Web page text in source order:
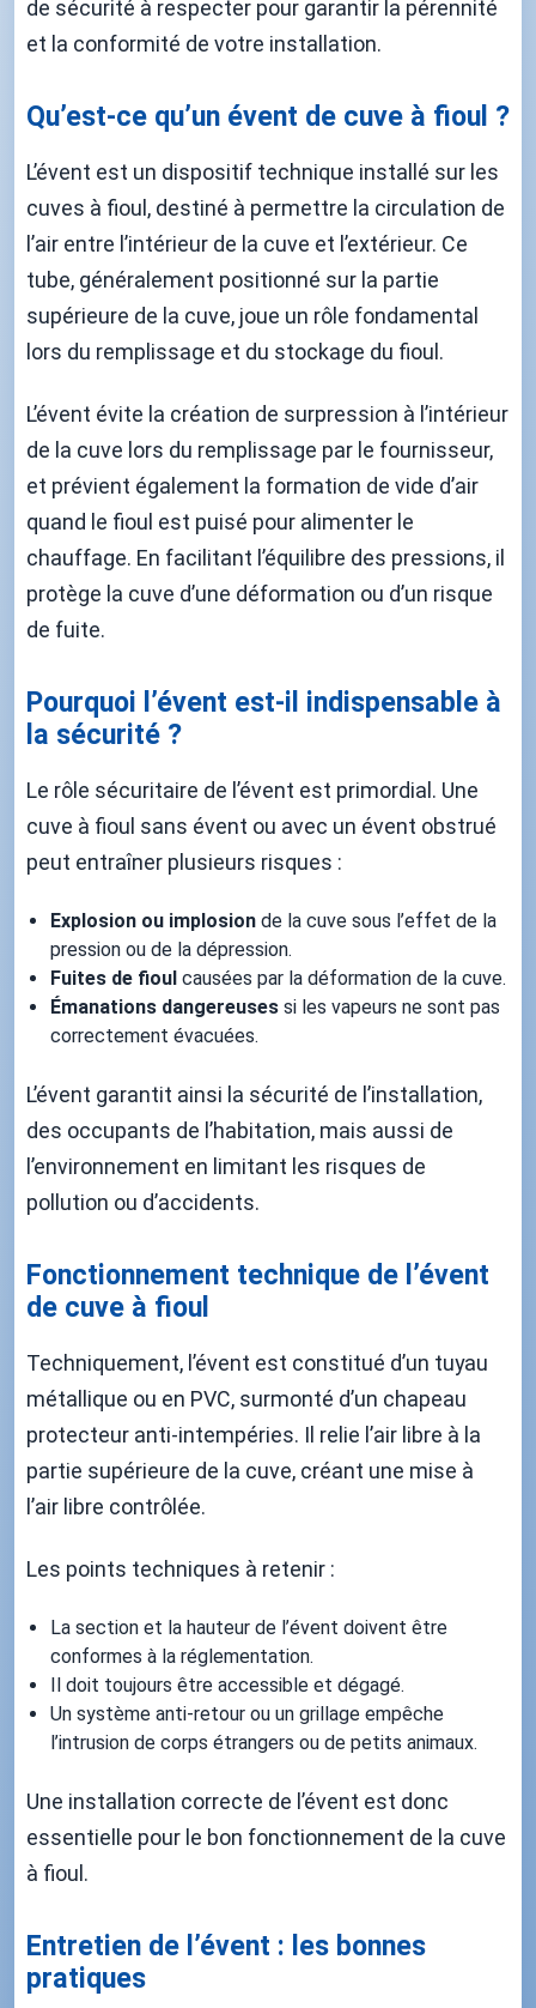
de sécurité à respecter pour garantir la pérennité
et la conformité de votre installation.
Qu’est-ce qu’un évent de cuve à fioul ?
L’évent est un dispositif technique installé sur les
cuves à fioul, destiné à permettre la circulation de
l’air entre l’intérieur de la cuve et l’extérieur. Ce
tube, généralement positionné sur la partie
supérieure de la cuve, joue un rôle fondamental
lors du remplissage et du stockage du fioul.
L’évent évite la création de surpression à l’intérieur
de la cuve lors du remplissage par le fournisseur,
et prévient également la formation de vide d’air
quand le fioul est puisé pour alimenter le
chauffage. En facilitant l’équilibre des pressions, il
protège la cuve d’une déformation ou d’un risque
de fuite.
Pourquoi l’évent est-il indispensable à
la sécurité ?
Le rôle sécuritaire de l’évent est primordial. Une
cuve à fioul sans évent ou avec un évent obstrué
peut entraîner plusieurs risques :
Explosion ou implosion de la cuve sous l’effet de la
pression ou de la dépression.
Fuites de fioul causées par la déformation de la cuve.
Émanations dangereuses si les vapeurs ne sont pas
correctement évacuées.
L’évent garantit ainsi la sécurité de l’installation,
des occupants de l’habitation, mais aussi de
l’environnement en limitant les risques de
pollution ou d’accidents.
Fonctionnement technique de l’évent
de cuve à fioul
Techniquement, l’évent est constitué d’un tuyau
métallique ou en PVC, surmonté d’un chapeau
protecteur anti-intempéries. Il relie l’air libre à la
partie supérieure de la cuve, créant une mise à
l’air libre contrôlée.
Les points techniques à retenir :
La section et la hauteur de l’évent doivent être
conformes à la réglementation.
Il doit toujours être accessible et dégagé.
Un système anti-retour ou un grillage empêche
l’intrusion de corps étrangers ou de petits animaux.
Une installation correcte de l’évent est donc
essentielle pour le bon fonctionnement de la cuve
à fioul.
Entretien de l’évent : les bonnes
pratiques